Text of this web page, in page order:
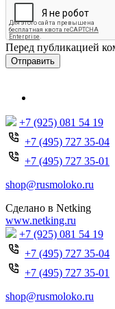
Перед публикацией
Отправить
+7 (925) 081 54 19
+7 (495) 727 35-04
+7 (495) 727 35-01
shop@rusmoloko.ru
Сделано в Netking
www.netking.ru
+7 (925) 081 54 19
+7 (495) 727 35-04
+7 (495) 727 35-01
shop@rusmoloko.ru